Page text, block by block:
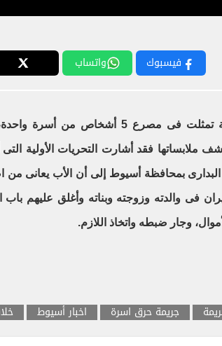
فيسبوك واتساب
جريمة صادمة تمثلت فى مصرع 5 أشخاص
ملابساتها فقد أشارت التحريات الأولية
بمحافظة أسيوط إلى أن الأب يعانى من
فى والدته وزوجته وبناته وأغلق عليهم
وجار ضبطه واتخاذ اللازم.
جريمة حرق اسرة اخبار أسيوط